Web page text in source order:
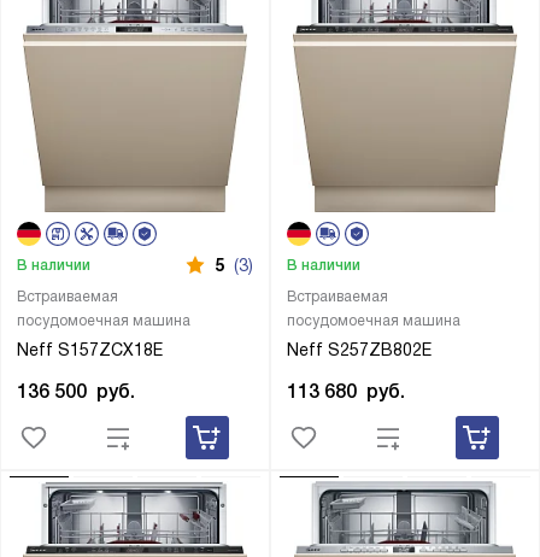
Встраиваемая
посудомоечная машина
Neff S157ZCX18E
В наличии 5 (3)
136 500 руб.
Встраиваемая
посудомоечная машина
Neff S257ZB802E
В наличии
113 680 руб.